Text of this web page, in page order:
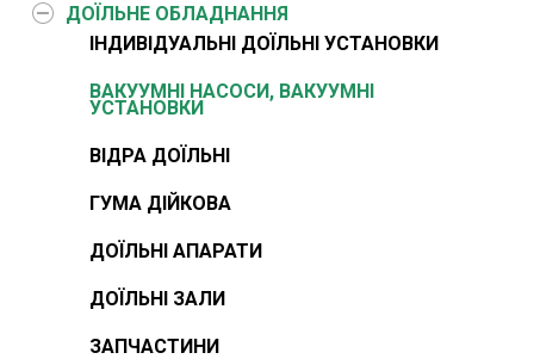
ДОЇЛЬНЕ ОБЛАДНАННЯ
ІНДИВІДУАЛЬНІ ДОЇЛЬНІ УСТАНОВКИ
ВАКУУМНІ НАСОСИ, ВАКУУМНІ
УСТАНОВКИ
ВІДРА ДОЇЛЬНІ
ГУМА ДІЙКОВА
ДОЇЛЬНІ АПАРАТИ
ДОЇЛЬНІ ЗАЛИ
ЗАПЧАСТИНИ